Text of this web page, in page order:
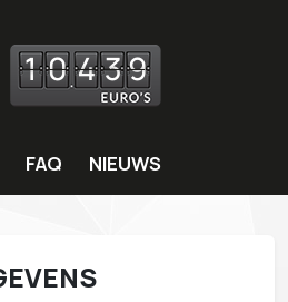
10 439
FAQ NIEUWS